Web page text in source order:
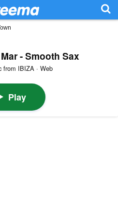
- Smooth Sax
from IBIZA · Web
Play